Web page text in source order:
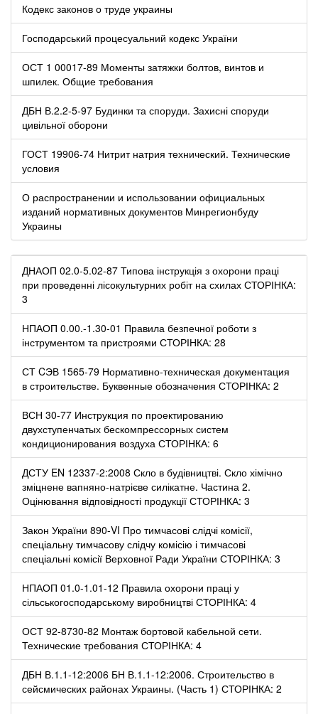
Кодекс законов о труде украины
Господарський процесуальний кодекс України
ОСТ 1 00017-89 Моменты затяжки болтов, винтов и
шпилек. Общие требования
ДБН В.2.2-5-97 Будинки та споруди. Захисні споруди
цивільної оборони
ГОСТ 19906-74 Нитрит натрия технический. Технические
условия
О распространении и использовании официальных
изданий нормативных документов Минрегионбуду
Украины
ДНАОП 02.0-5.02-87 Типова інструкція з охорони праці
при проведенні лісокультурних робіт на схилах СТОРІНКА:
3
НПАОП 0.00.-1.30-01 Правила безпечної роботи з
інструментом та пристроями СТОРІНКА: 28
СТ CЭВ 1565-79 Нормативно-техническая документация
в строительстве. Буквенные обозначения СТОРІНКА: 2
ВСН 30-77 Инструкция по проектированию
двухступенчатых бескомпрессорных систем
кондиционирования воздуха СТОРІНКА: 6
ДСТУ EN 12337-2:2008 Скло в будівництві. Скло хімічно
зміцнене вапняно-натрієве силікатне. Частина 2.
Оцінювання відповідності продукції СТОРІНКА: 3
Закон України 890-VI Про тимчасові слідчі комісії,
спеціальну тимчасову слідчу комісію і тимчасові
спеціальні комісії Верховної Ради України СТОРІНКА: 3
НПАОП 01.0-1.01-12 Правила охорони праці у
сільськогосподарському виробництві СТОРІНКА: 4
ОСТ 92-8730-82 Монтаж бортовой кабельной сети.
Технические требования СТОРІНКА: 4
ДБН В.1.1-12:2006 БН В.1.1-12:2006. Строительство в
сейсмических районах Украины. (Часть 1) СТОРІНКА: 2